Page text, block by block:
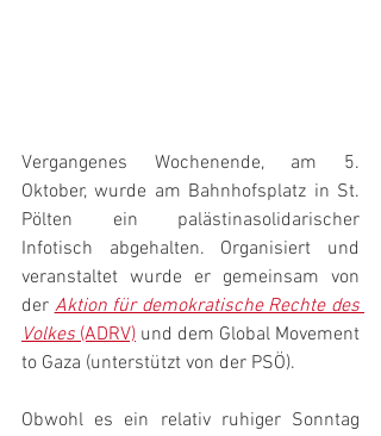
Vergangenes Wochenende, am 5.
Oktober, wurde am Bahnhofsplatz in St.
Pölten ein palästinasolidarischer
Infotisch abgehalten. Organisiert und
veranstaltet wurde er gemeinsam von
der Aktion für demokratische Rechte des
Volkes (ADRV) und dem Global Movement
to Gaza (unterstützt von der PSÖ).
Obwohl es ein relativ ruhiger Sonntag